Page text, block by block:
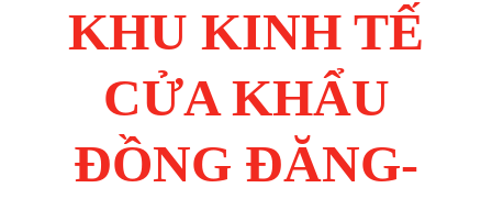
KHU KINH TẾ
CỬA KHẨU
ĐỒNG ĐĂNG-